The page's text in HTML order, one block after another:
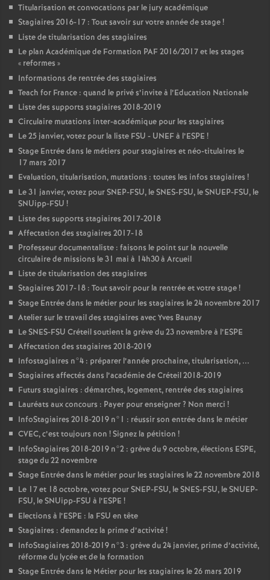
Titularisation et convocations par le jury académique
Stagiaires 2016-17 : Tout savoir sur votre année de stage!
Liste de titularisation des stagiaires
Le plan Académique de Formation PAF2016/2017 et les stages
« reformes »
Informations de rentrée des stagiaires
Teach for France : quand le privé s’invite à l’Education Nationale
Liste des supports stagiaires 2018-2019
Circulaire mutations inter-académique pour les stagiaires
Le 25 janvier, votez pour la liste FSU - UNEFà l’ESPE !
Stage Entrée dans le métiers pour stagiaires et néo-titulaires le
17 mars 2017
Evaluation, titularisation, mutations : toutes les infos stagiaires !
Le 31 janvier, votez pourSNEP-FSU, leSNES-FSU, leSNUEP-FSU, le
SNUipp-FSU !
Liste des supports stagiaires 2017-2018
Affectation des stagiaires 2017-18
Professeur documentaliste : faisons le point sur la nouvelle
circulaire de missions le 31 mai à 14h30 à Arcueil
Liste de titularisation des stagiaires
Stagiaires 2017-18 : Tout savoir pour la rentrée et votre stage!
Stage Entrée dans le métier pour les stagiaires le 24 novembre 2017
Atelier sur le travail des stagiaires avec Yves Baunay
LeSNES-FSU Créteil soutient la grève du 23 novembre à l’ESPE
Affectation des stagiaires 2018-2019
Infostagiaires n°4 : préparer l’année prochaine, titularisation, ...
Stagiaires affectés dans l’académie de Créteil 2018-2019
Futurs stagiaires : démarches, logement, rentrée des stagiaires
Lauréats aux concours : Payer pour enseigner? Non merci !
InfoStagiaires 2018-2019 n°1 : réussir son entrée dans le métier
CVEC, c’est toujours non ! Signez la pétition !
InfoStagiaires 2018-2019 n°2 : grève du 9 octobre, élections ESPE,
stage du 22 novembre
Stage Entrée dans le métier pour les stagiaires le 22 novembre 2018
Le 17 et 18 octobre, votez pourSNEP-FSU, leSNES-FSU, leSNUEP-
FSU, le SNUipp-FSU à l’ESPE !
Elections à l’ESPE : la FSU en tête
Stagiaires : demandez la prime d’activité!
InfoStagiaires 2018-2019 n°3 : grève du 24 janvier, prime d’activité,
réforme du lycée et de la formation
Stage Entrée dans le Métier pour les stagiaires le 26 mars 2019